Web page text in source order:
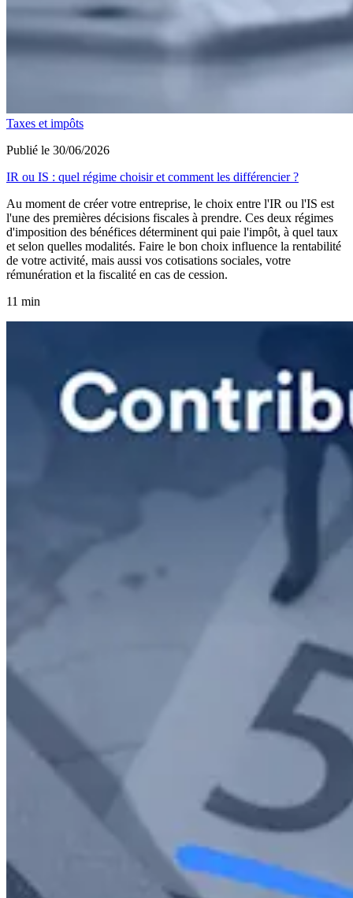
Taxes et impôts
Publié le 30/06/2026
IR ou IS : quel régime choisir et comment les différencier ?
Au moment de créer votre entreprise, le choix entre l'IR ou l'IS est
l'une des premières décisions fiscales à prendre. Ces deux régimes
d'imposition des bénéfices déterminent qui paie l'impôt, à quel taux
et selon quelles modalités. Faire le bon choix influence la rentabilité
de votre activité, mais aussi vos cotisations sociales, votre
rémunération et la fiscalité en cas de cession.
11 min